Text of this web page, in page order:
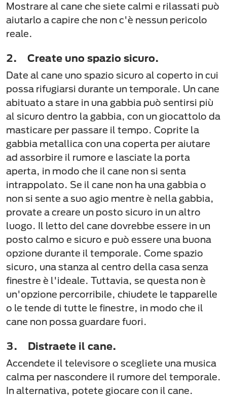
Mostrare al cane che siete calmi e rilassati può
aiutarlo a capire che non c'è nessun pericolo
reale.
2. Create uno spazio sicuro.
Date al cane uno spazio sicuro al coperto in cui
possa rifugiarsi durante un temporale. Un cane
abituato a stare in una gabbia può sentirsi più
al sicuro dentro la gabbia, con un giocattolo da
masticare per passare il tempo. Coprite la
gabbia metallica con una coperta per aiutare
ad assorbire il rumore e lasciate la porta
aperta, in modo che il cane non si senta
intrappolato. Se il cane non ha una gabbia o
non si sente a suo agio mentre è nella gabbia,
provate a creare un posto sicuro in un altro
luogo. Il letto del cane dovrebbe essere in un
posto calmo e sicuro e può essere una buona
opzione durante il temporale. Come spazio
sicuro, una stanza al centro della casa senza
finestre è l'ideale. Tuttavia, se questa non è
un'opzione percorribile, chiudete le tapparelle
o le tende di tutte le finestre, in modo che il
cane non possa guardare fuori.
3. Distraete il cane.
Accendete il televisore o scegliete una musica
calma per nascondere il rumore del temporale.
In alternativa, potete giocare con il cane.